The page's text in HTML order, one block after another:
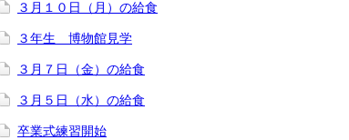
３月１０日（月）の給食
３年生 博物館見学
３月７日（金）の給食
３月５日（水）の給食
卒業式練習開始